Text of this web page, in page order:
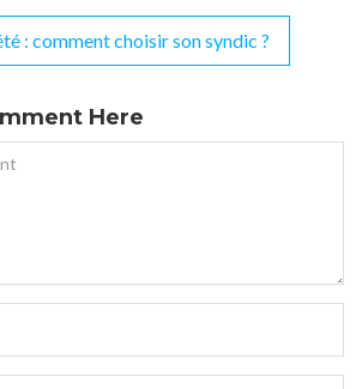
: comment choisir son syndic ?
Here